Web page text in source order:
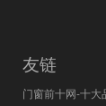
友链
门窗前十网-十大